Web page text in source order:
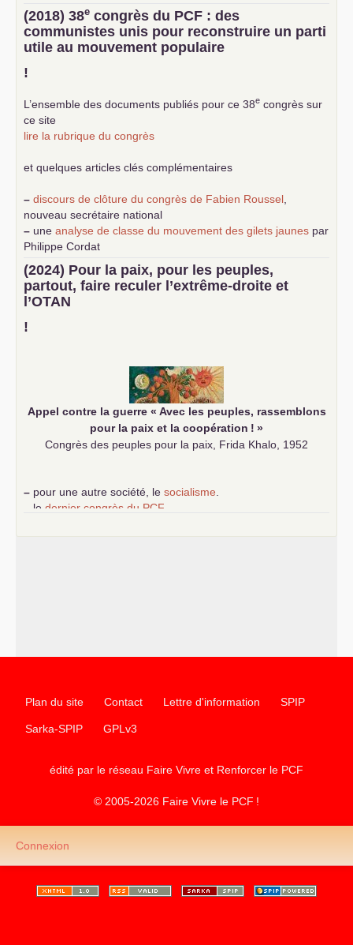
(2018) 38e congrès du PCF : des
communistes unis pour reconstruire un parti
utile au mouvement populaire
!
L’ensemble des documents publiés pour ce 38e congrès sur
ce site
lire la rubrique du congrès
et quelques articles clés complémentaires
– discours de clôture du congrès de Fabien Roussel
nouveau secrétaire national
– une analyse de classe du mouvement des gilets jaunes par
Philippe Cordat
–
un texte de Jean-Claude Delaunay
le marxisme est la
science sociale de notre temps
–un appel proposé aux partis communistes et ouvrier
d’Europe
–
(2024) Pour la paix, pour les peuples,
partout, faire reculer l’extrême-droite et
l’OTAN
!
Appel contre la guerre « Avec les peuples, rassemblons
pour la paix et la coopération ! »
Congrès des peuples pour la paix, Frida Khalo, 1952
– pour une autre société, le socialisme
le dernier congrès du PCF
Plan du site Contact Lettre d'information SPIP
Sarka-SPIP GPLv3
édité par le réseau Faire Vivre et Renforcer le PCF
© 2005-2026 Faire Vivre le PCF !
Connexion